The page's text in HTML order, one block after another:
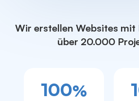
Wir erstellen Websites mit
über 20.000
100%